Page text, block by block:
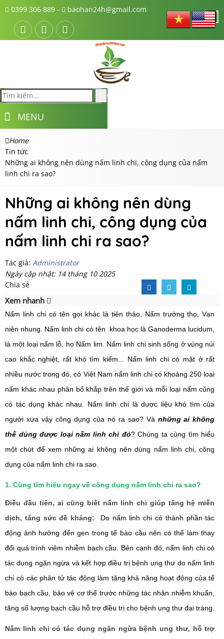
0399 306 889 - baohan24h@gmail.com
MENU
Home
Tin tức
Những ai không nên dùng nấm linh chi, công dụng của nấm
linh chi ra sao?
Những ai không nên dùng
nấm linh chi, công dụng của
nấm linh chi ra sao?
Tác giả: Administrator
Ngày cập nhật: 14 tháng 10 2025
Chia sẻ
Xem nhanh
Nấm linh chi có tên gọi khác là tiên thảo, Nấm trường thọ, Vạn
niên nhung. Nấm linh chi có tên khoa học là Ganoderma lucidum,
là một loại nấm lỗ, họ Nấm lim. Nấm linh chi sinh sống ở vùng núi
cao khắc nghiệt, rất khó tìm kiếm... Nấm linh chi có mặt ở rất
nhiều nước trong đó, có Việt Nam nấm linh chi có khoảng 250 loại
nấm khác nhau phân bố khắp trên thế giới và mỗi loại nấm cũng
có tác dụng khác nhau. Nấm linh chi là dược liệu khó tìm của
người xưa vậy công dụng của nó ra sao? Và những ai không
thế dùng được loại nấm linh chi đỏ? Chúng ta cùng tìm hiểu
một chút để xem những ai không nên dùng nấm linh chi, công
dụng của nấm linh chi ra sao.
1. Cùng tìm hiểu ngay về công dụng nấm linh chi ra sao?
Điều đầu tiên, ai cũng biết nấm linh chi giúp tăng hệ miễn
dịch, tăng sức đề kháng:
Do nấm linh chi có thành phần tác
động ảnh hưởng đến gen trong tế bào cầu nên có thể làm thay
đổi quá trình viêm nhiễm bạch cầu. Bên cạnh đó, nấm linh chi có
tác dụng ngăn ngừa và kết hợp điều trị bệnh ung thư do nấm linh
chi có các phân tử tác động làm tăng khả năng hoạt động của tế
bào bạch cầu, bảo vệ cơ thể trước những tác nhân nhiễm khuẩn,
tăng số lượng bạch cầu hỗ trợ điều trị cho bệnh ung thư đại tràng.
Nấm linh chi có tác dụng ngăn ngừa bệnh ung thư, hỗ trợ